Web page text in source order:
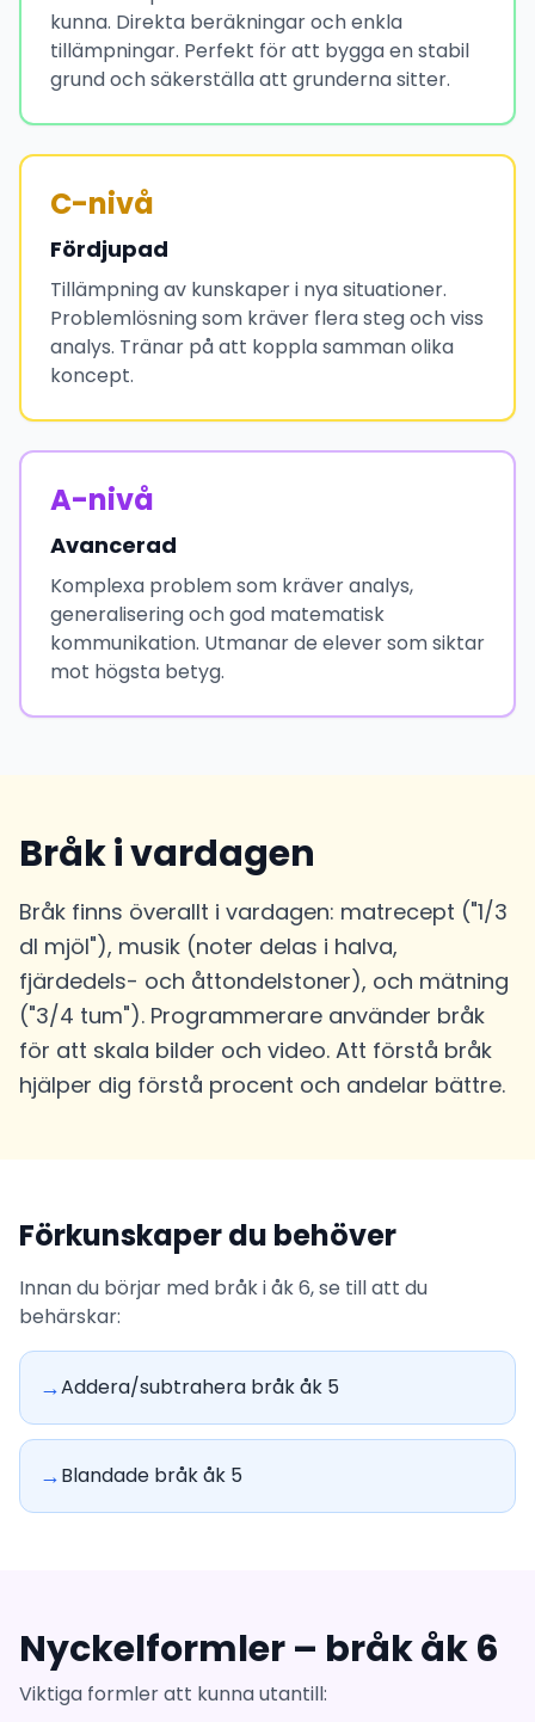
kunna. Direkta beräkningar och enkla
tillämpningar. Perfekt för att bygga en stabil
grund och säkerställa att grunderna sitter.
C-nivå
Fördjupad
Tillämpning av kunskaper i nya situationer.
Problemlösning som kräver flera steg och viss
analys. Tränar på att koppla samman olika
koncept.
A-nivå
Avancerad
Komplexa problem som kräver analys,
generalisering och god matematisk
kommunikation. Utmanar de elever som siktar
mot högsta betyg.
Bråk i vardagen
Bråk finns överallt i vardagen: matrecept ("1/3
dl mjöl"), musik (noter delas i halva,
fjärdedels- och åttondelstoner), och mätning
("3/4 tum"). Programmerare använder bråk
för att skala bilder och video. Att förstå bråk
hjälper dig förstå procent och andelar bättre.
Förkunskaper du behöver
Innan du börjar med bråk i åk 6, se till att du
behärskar:
→Addera/subtrahera bråk åk 5
→Blandade bråk åk 5
Nyckelformler – bråk åk 6
Viktiga formler att kunna utantill: